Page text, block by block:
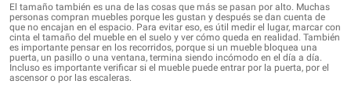
El tamaño también es una de las cosas que más se pasan por alto. Muchas
personas compran muebles porque les gustan y después se dan cuenta de
que no encajan en el espacio. Para evitar eso, es útil medir el lugar, marcar con
cinta el tamaño del mueble en el suelo y ver cómo queda en realidad. También
es importante pensar en los recorridos, porque si un mueble bloquea una
puerta, un pasillo o una ventana, termina siendo incómodo en el día a día.
Incluso es importante verificar si el mueble puede entrar por la puerta, por el
ascensor o por las escaleras.